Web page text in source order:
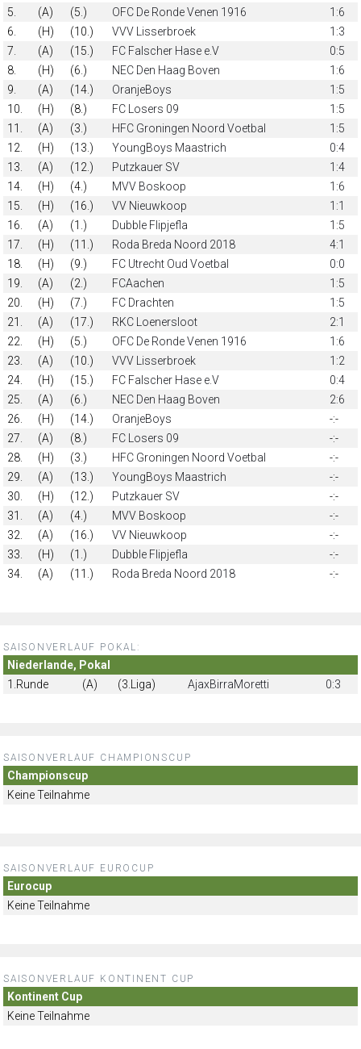
5.
(A) (5.) OFC De Ronde Venen 1916
1:6
6.
(H) (10.) VVV Lisserbroek
1:3
7.
(A) (15.) FC Falscher Hase e.V
0:5
8.
(H) (6.) NEC Den Haag Boven
1:6
9.
(A) (14.) OranjeBoys
1:5
10.
(H) (8.) FC Losers 09
1:5
11.
(A) (3.) HFC Groningen Noord Voetbal
1:5
12.
(H) (13.) YoungBoys Maastrich
0:4
13.
(A) (12.) Putzkauer SV
1:4
14.
(H) (4.) MVV Boskoop
1:6
15.
(H) (16.) VV Nieuwkoop
1:1
16.
(A) (1.) Dubble Flipjefla
1:5
17.
(H) (11.) Roda Breda Noord 2018
4:1
18.
(H) (9.) FC Utrecht Oud Voetbal
0:0
19.
(A) (2.) FCAachen
1:5
20.
(H) (7.) FC Drachten
1:5
21.
(A) (17.) RKC Loenersloot
2:1
22.
(H) (5.) OFC De Ronde Venen 1916
1:6
23.
(A) (10.) VVV Lisserbroek
1:2
24.
(H) (15.) FC Falscher Hase e.V
0:4
25.
(A) (6.) NEC Den Haag Boven
2:6
26.
(H) (14.) OranjeBoys
-:-
27.
(A) (8.) FC Losers 09
-:-
28.
(H) (3.) HFC Groningen Noord Voetbal
-:-
29.
(A) (13.) YoungBoys Maastrich
-:-
30.
(H) (12.) Putzkauer SV
-:-
31.
(A) (4.) MVV Boskoop
-:-
32.
(A) (16.) VV Nieuwkoop
-:-
33.
(H) (1.) Dubble Flipjefla
-:-
34.
(A) (11.) Roda Breda Noord 2018 -:-
SAISONVERLAUF POKAL:
Niederlande, Pokal
1.Runde
(A) (3.Liga) AjaxBirraMoretti 0:3
SAISONVERLAUF CHAMPIONSCUP
Championscup
Keine Teilnahme
SAISONVERLAUF EUROCUP
Eurocup
Keine Teilnahme
SAISONVERLAUF KONTINENT CUP
Kontinent Cup
Keine Teilnahme